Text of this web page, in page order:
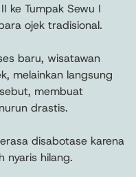
ke Tumpak Sewu I
ojek tradisional.
baru, wisatawan
melainkan langsung
membuat
drastis.
disabotase karena
nyaris hilang.